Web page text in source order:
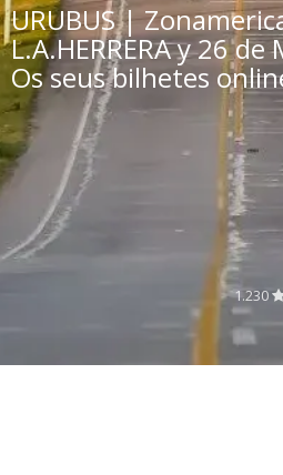
URUBUS |
L.A.HERRERA y 26
Os seus bilhetes
1.230